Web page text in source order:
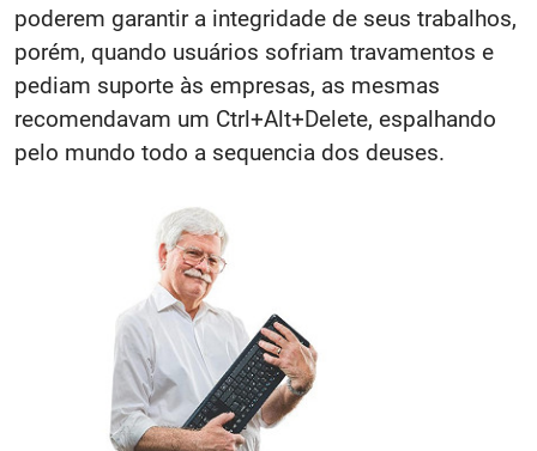
poderem garantir a integridade de seus trabalhos,
porém, quando usuários sofriam travamentos e
pediam suporte às empresas, as mesmas
recomendavam um Ctrl+Alt+Delete, espalhando
pelo mundo todo a sequencia dos deuses.